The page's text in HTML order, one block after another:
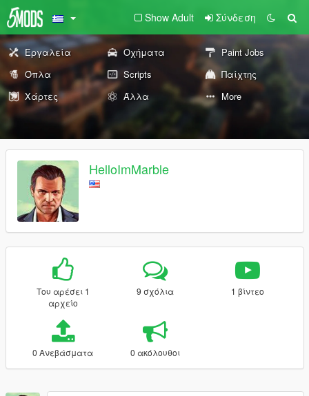
Show Adult Σύνδεση
Εργαλεία Οχήματα
Paint Jobs
Όπλα
Scripts
Παίχτης
Χάρτες
Άλλα More
HelloImMarble
Του αρέσει 1
αρχείο
9 σχόλια 1 βίντεο
0 Ανεβάσματα 0 ακόλουθοι